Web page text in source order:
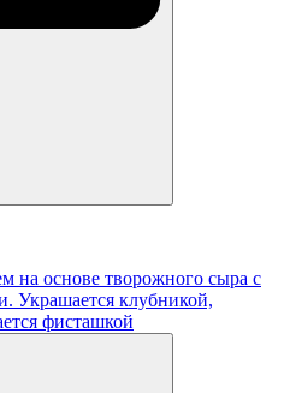
на основе творожного сыра с
Украшается клубникой,
фисташкой